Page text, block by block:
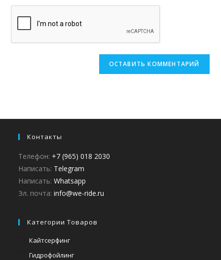
Контакты
Телефон: +7 (965) 018 2030
Написать: Telegram
Написать:Whatsapp
Эл. почта:info@we-ride.ru
Категории Товаров
Кайтсерфинг
Гидрофойлинг